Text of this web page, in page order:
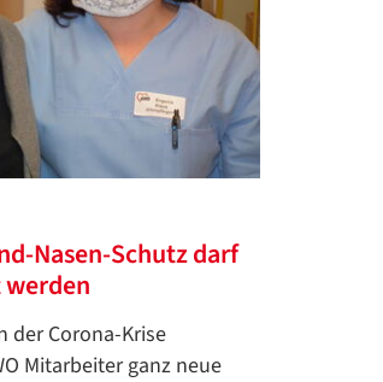
Nasen-Schutz darf
der Corona-Krise
Mitarbeiter ganz neue